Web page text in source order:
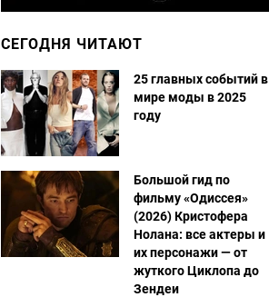
СЕГОДНЯ ЧИТАЮТ
25 главных событий в
мире моды в 2025
году
Большой гид по
фильму «Одиссея»
(2026) Кристофера
Нолана: все актеры и
их персонажи — от
жуткого Циклопа до
Зендеи